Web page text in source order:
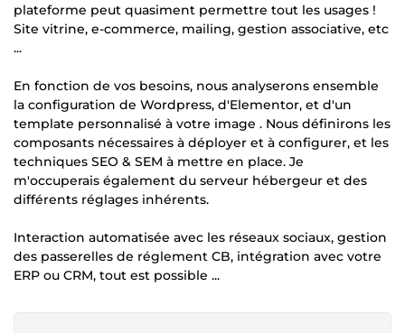
plateforme peut quasiment permettre tout les usages !
Site vitrine, e-commerce, mailing, gestion associative, etc
...
En fonction de vos besoins, nous analyserons ensemble
la configuration de Wordpress, d'Elementor, et d'un
template personnalisé à votre image . Nous définirons les
composants nécessaires à déployer et à configurer, et les
techniques SEO & SEM à mettre en place. Je
m'occuperais également du serveur hébergeur et des
différents réglages inhérents.
Interaction automatisée avec les réseaux sociaux, gestion
des passerelles de réglement CB, intégration avec votre
ERP ou CRM, tout est possible ...